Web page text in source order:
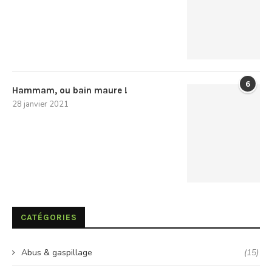
6
Hammam, ou bain maure !
28 janvier 2021
CATÉGORIES
Abus & gaspillage (15)